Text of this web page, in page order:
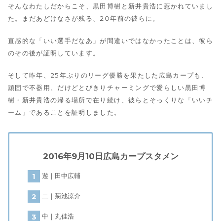
そんなわたしだからこそ、黒田博樹と新井貴浩に惹かれていまし
た。まだあどけなさが残る、20年前の彼らに。
直感的な「いい選手だなあ」が間違いではなかったことは、彼ら
のその後が証明しています。
そして昨年、25年ぶりのリーグ優勝を果たした広島カープも、
頑固で不器用、だけどとびきりチャーミングで愛らしい黒田博
樹・新井貴浩の帰る場所で在り続け、彼らとそっくりな「いいチ
ーム」であることを証明しました。
2016年9月10日広島カープスタメン
遊｜田中広輔
二｜菊池涼介
中｜丸佳浩